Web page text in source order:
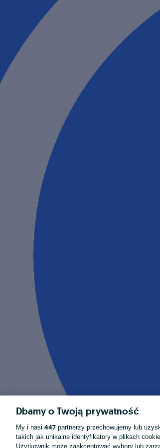
Dbamy o Twoją prywatność
My i nasi 447 partnerzy przechowujemy lub
takich jak unikalne identyfikatory w plikach
Użytkownik może zaakceptować wybory lub